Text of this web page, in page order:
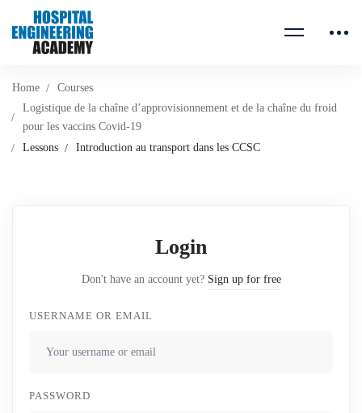
Home
Courses
Logistique de la chaîne d’approvisionnement et de la chaîne du froid
pour les vaccins Covid-19
Lessons
Introduction au transport dans les CCSC
Login
Don't have an account yet? Sign up for free
USERNAME OR EMAIL
PASSWORD